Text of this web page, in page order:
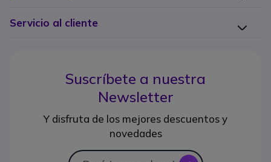
Servicio al cliente
Suscríbete a nuestra
Newsletter
Y disfruta de los mejores descuentos y
novedades